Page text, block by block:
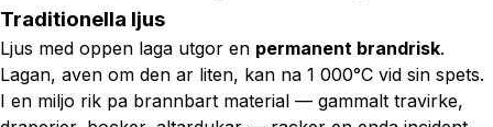
Traditionella ljus
Ljus med oppen laga utgor en permanent brandrisk.
Lagan, aven om den ar liten, kan na 1 000°C vid sin spets.
I en miljo rik pa brannbart material — gammalt travirke,